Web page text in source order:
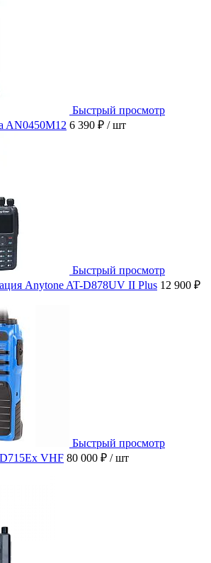
Быстрый просмотр
AN0450M12 6 390 ₽ / шт
Быстрый просмотр
Anytone AT-D878UV II Plus 12 900 ₽
Быстрый просмотр
VHF 80 000 ₽ / шт